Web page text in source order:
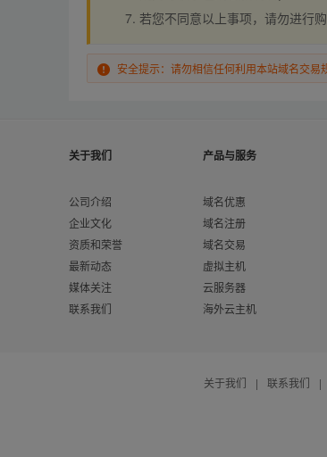
若您不同意以上事项，请勿进行
安全提示：请勿相信任何利用本站域名交易
关于我们
公司介绍
企业文化
资质和荣誉
最新动态
媒体关注
联系我们
产品与服务
域名优惠
域名注册
域名交易
虚拟主机
云服务器
海外云主机
关于我们 | 联系我们 |